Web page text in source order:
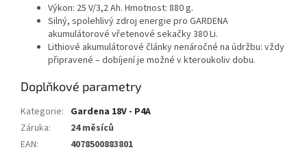
Výkon: 25 V/3,2 Ah. Hmotnost: 880 g.
Silný, spolehlivý zdroj energie pro GARDENA
akumulátorové vřetenové sekačky 380 Li.
Lithiové akumulátorové články nenáročné na údržbu: vždy
připravené – dobíjení je možné v kteroukoliv dobu.
Doplňkové parametry
Kategorie: Gardena 18V - P4A
Záruka:
24 měsíců
EAN: 4078500883801